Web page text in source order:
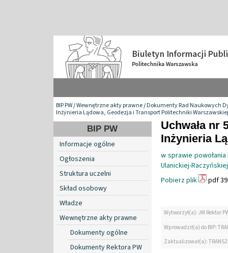
BIP PW/Wewnętrzne akty prawne/Dokumenty Rad Naukowych
Inżynieria Lądowa, Geodezja i Transport Politechniki Warszawskiej
BIP PW
Informacje ogólne
Ogłoszenia
Struktura uczelni
Skład osobowy
Władze
Wewnętrzne akty prawne
Dokumenty ogólne
Dokumenty Rektora PW
Uchwała nr
Inżynieria
w sprawie
Ulanickiej-Raczyńskiej
Pobierz plik
pdf
Wytworzył(a): JM Rektor
Wprowadził(a) do BIP:
Zaktualizował(a):